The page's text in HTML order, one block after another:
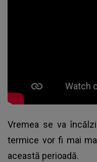
Vremea se va
termice vor fi mai
această perioadă.